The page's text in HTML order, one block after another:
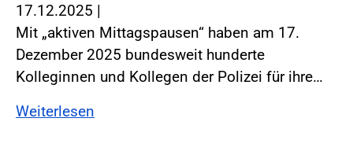
17.12.2025 |
Mit „aktiven Mittagspausen“ haben am 17.
Dezember 2025 bundesweit hunderte
Kolleginnen und Kollegen der Polizei für ihre…
Weiterlesen